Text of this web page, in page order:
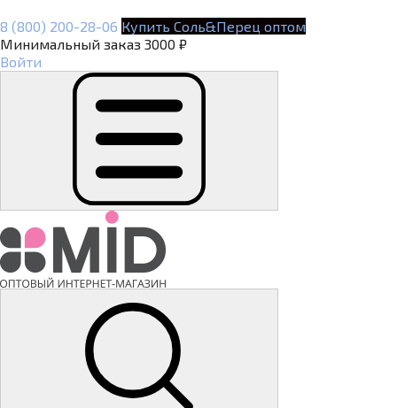
8 (800) 200-28-06 Купить Соль&Перец оптом
Минимальный заказ 3000 ₽
Войти